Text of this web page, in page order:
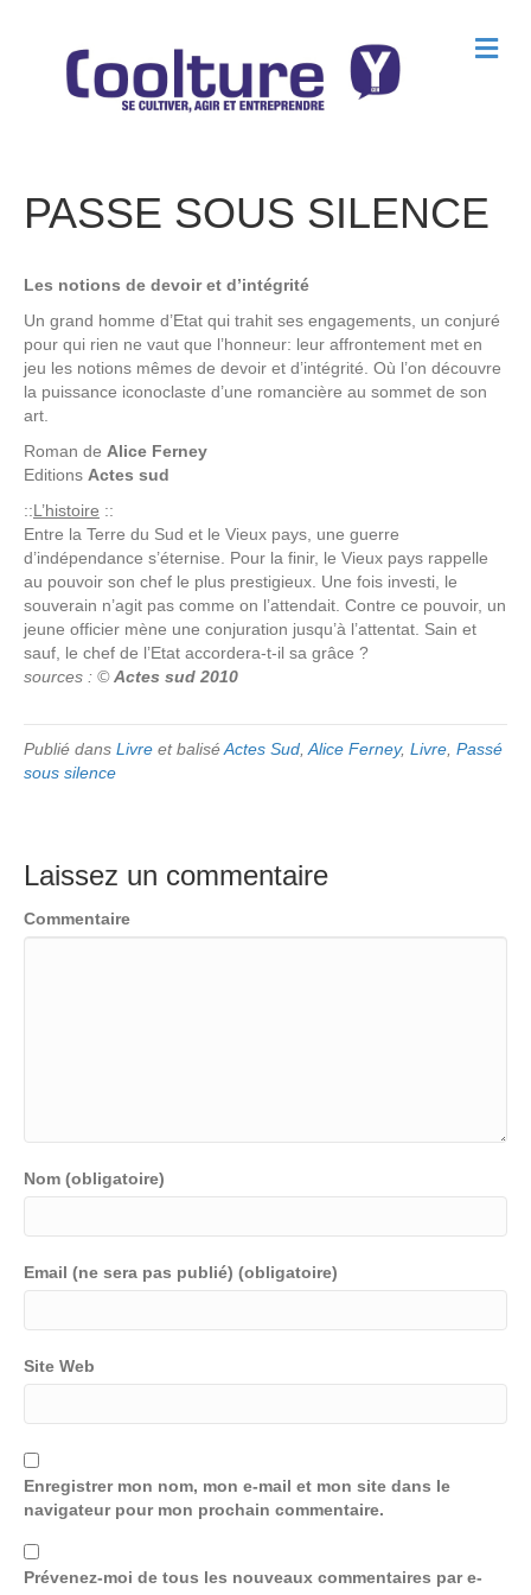
M
e
PASSE SOUS SILENCE
Les notions de devoir et d’intégrité
Un grand homme d’Etat qui trahit ses engagements, un conjuré
pour qui rien ne vaut que l’honneur: leur affrontement met en
jeu les notions mêmes de devoir et d’intégrité. Où l’on découvre
la puissance iconoclaste d’une romancière au sommet de son
art.
Roman de Alice Ferney
Editions Actes sud
::L’histoire ::
Entre la Terre du Sud et le Vieux pays, une guerre
d’indépendance s’éternise. Pour la finir, le Vieux pays rappelle
au pouvoir son chef le plus prestigieux. Une fois investi, le
souverain n’agit pas comme on l’attendait. Contre ce pouvoir, un
jeune officier mène une conjuration jusqu’à l’attentat. Sain et
sauf, le chef de l’Etat accordera-t-il sa grâce ?
sources : ©Actes sud 2010
Publié dans Livre et baliséActes Sud Alice Ferney, Livre Passé
sous silence
Laissez un commentaire
Commentaire
Nom (obligatoire)
Email (ne sera pas publié) (obligatoire)
Site Web
Enregistrer mon nom, mon e-mail et mon site dans le
navigateur pour mon prochain commentaire.
Prévenez-moi de tous les nouveaux commentaires par e-